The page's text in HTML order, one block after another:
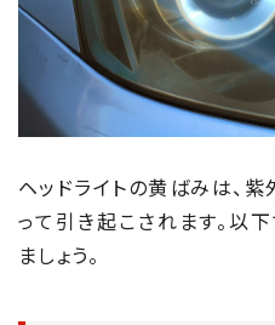
ヘッドライトの黄ばみは、
って引き起こされます。以
ましょう。